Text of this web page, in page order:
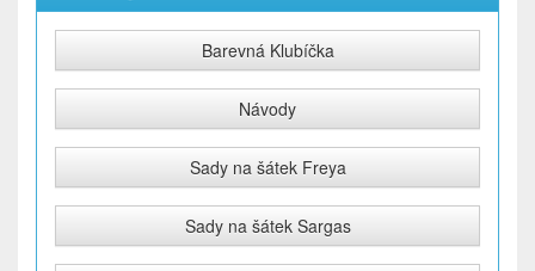
Barevná Klubíčka
Návody
Sady na šátek Freya
Sady na šátek Sargas